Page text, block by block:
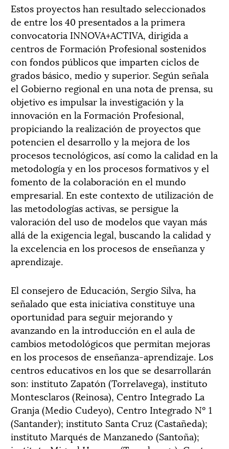
Estos proyectos han resultado seleccionados
de entre los 40 presentados a la primera
convocatoria INNOVA+ACTIVA, dirigida a
centros de Formación Profesional sostenidos
con fondos públicos que imparten ciclos de
grados básico, medio y superior. Según señala
el Gobierno regional en una nota de prensa, su
objetivo es impulsar la investigación y la
innovación en la Formación Profesional,
propiciando la realización de proyectos que
potencien el desarrollo y la mejora de los
procesos tecnológicos, así como la calidad en la
metodología y en los procesos formativos y el
fomento de la colaboración en el mundo
empresarial. En este contexto de utilización de
las metodologías activas, se persigue la
valoración del uso de modelos que vayan más
allá de la exigencia legal, buscando la calidad y
la excelencia en los procesos de enseñanza y
aprendizaje.
El consejero de Educación, Sergio Silva, ha
señalado que esta iniciativa constituye una
oportunidad para seguir mejorando y
avanzando en la introducción en el aula de
cambios metodológicos que permitan mejoras
en los procesos de enseñanza-aprendizaje. Los
centros educativos en los que se desarrollarán
son: instituto Zapatón (Torrelavega), instituto
Montesclaros (Reinosa), Centro Integrado La
Granja (Medio Cudeyo), Centro Integrado Nº 1
(Santander); instituto Santa Cruz (Castañeda);
instituto Marqués de Manzanedo (Santoña);